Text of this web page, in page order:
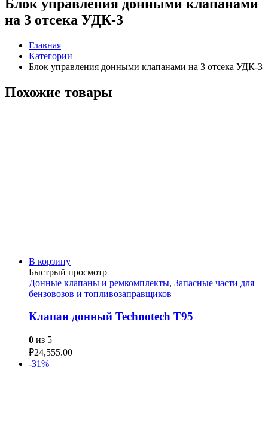
Блок управления донными клапанами
на 3 отсека УДК-3
Главная
Категории
Блок управления донными клапанами на 3 отсека УДК-3
Похожие товары
В корзину
Быстрый просмотр
Донные клапаны и ремкомплекты, Запасные части для
бензовозов и топливозаправщиков
Клапан донный Technotech T95
0 из 5
₽24,555.00
-31%